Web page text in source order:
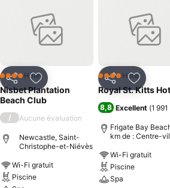
PartagerAjouter à mes favoris
4 ÉtoilesHôtel
Nisbet Plantation
Beach Club
/ Aucune évaluation
Newcastle, Saint-
Christophe-et-Niévès
Wi-Fi gratuit
Piscine
PartagerAjouter
4 ÉtoilesHôtel
Royal St. Kitts
8,8 Excellent (1 991
Frigate Bay
km de : Centre-
Wi-Fi gratuit
Piscine
Spa